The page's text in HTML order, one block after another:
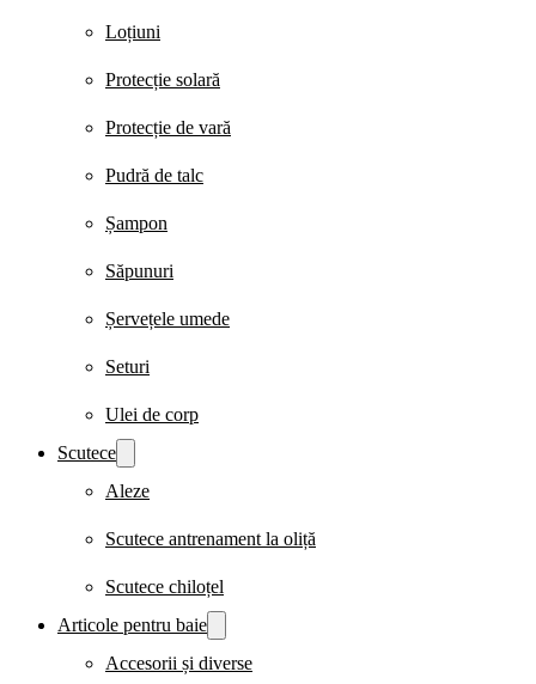
Loțiuni
Protecție solară
Protecție de vară
Pudră de talc
Șampon
Săpunuri
Șervețele umede
Seturi
Ulei de corp
Scutece
Aleze
Scutece antrenament la oliță
Scutece chiloțel
Articole pentru baie
Accesorii și diverse